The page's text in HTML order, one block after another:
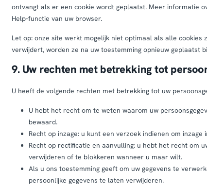
ontvangt als er een cookie wordt geplaatst. Meer informatie
Help-functie van uw browser.
Let op: onze site werkt mogelijk niet optimaal als alle cookies
verwijdert, worden ze na uw toestemming opnieuw geplaatst
9. Uw rechten met betrekking tot
U heeft de volgende rechten met betrekking tot uw
U hebt het recht om te weten waarom uw
bewaard.
Recht op inzage: u kunt een verzoek indienen om
Recht op rectificatie en aanvulling: u hebt het recht om
verwijderen of te blokkeren wanneer u maar wilt.
Als u ons toestemming geeft om uw gegevens te
persoonlijke gegevens te laten verwijderen.